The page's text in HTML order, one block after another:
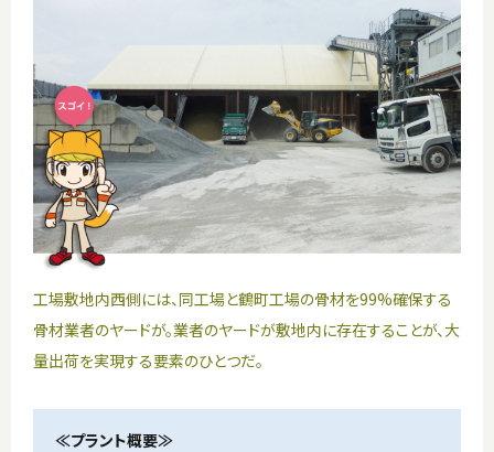
工場敷地内西側には、同工場と鶴町工場の骨材を99%確保する
骨材業者のヤードが。業者のヤードが敷地内に存在することが、大
量出荷を実現する要素のひとつだ。
≪プラント概要≫